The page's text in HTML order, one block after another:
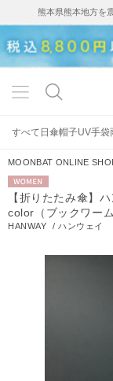
熊本県熊本地方を
すべて 日傘帽子UV手袋
MOONBAT ONLINE
WOMEN
【折りたたみ傘】
color（ブックワーム
HANWAY /ハンウェイ